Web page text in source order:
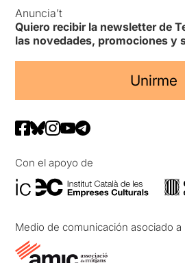
Anuncia’t
Quiero recibir la newsletter de
las novedades, promociones y
Unirme
Con el apoyo de
Medio de comunicación asociado a